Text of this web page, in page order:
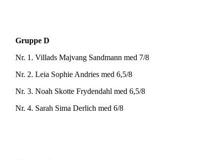
Gruppe D
Nr. 1. Villads Majvang Sandmann med 7/8
Nr. 2. Leia Sophie Andries med 6,5/8
Nr. 3. Noah Skotte Frydendahl med 6,5/8
Nr. 4. Sarah Sima Derlich med 6/8